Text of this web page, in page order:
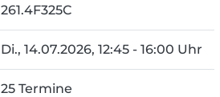
261.4F325C
Di., 14.07.2026, 12:45 - 16:00 Uhr
25 Termine